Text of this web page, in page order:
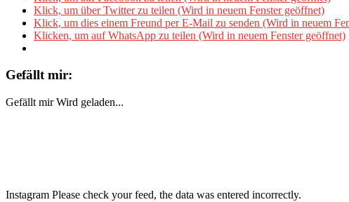
Klick, um über Twitter zu teilen (Wird in neuem Fenster geöffnet)
Klick, um dies einem Freund per E-Mail zu senden (Wird in neuem
Klicken, um auf WhatsApp zu teilen (Wird in neuem Fenster geöffnet)
Gefällt mir:
Gefällt mir Wird geladen...
Instagram Please check your feed, the data was entered incorrectly.